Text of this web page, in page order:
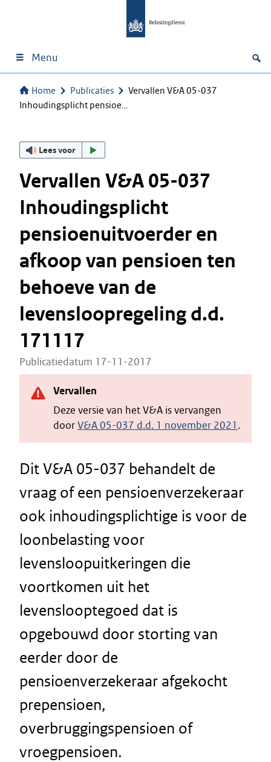
Menu
Home Publicaties
Vervallen V&A 05-037
Inhoudingsplicht pensioe…
Lees voor
Vervallen V&A 05-037
Inhoudingsplicht
pensioenuitvoerder en
afkoop van pensioen ten
behoeve van de
levensloopregeling d.d.
171117
Publicatiedatum 17-11-2017
Vervallen
Deze versie van het V&A is vervangen
doorV&A 05-037 d.d. 1 november 2021 .
Dit V&A 05-037 behandelt de
vraag of een pensioenverzekeraar
ook inhoudingsplichtige is voor de
loonbelasting voor
levensloopuitkeringen die
voortkomen uit het
levenslooptegoed dat is
opgebouwd door storting van
eerder door de
pensioenverzekeraar afgekocht
prepensioen,
overbruggingspensioen of
vroegpensioen.